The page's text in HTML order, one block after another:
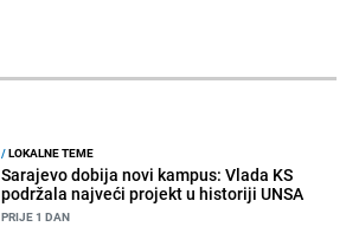
/LOKALNE TEME
Sarajevo dobija novi kampus: Vlada KS
podržala najveći projekt u historiji UNSA
PRIJE 1 DAN